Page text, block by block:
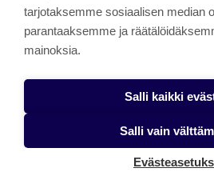
Aiheeseen liittyvää
strategisia asiakirjoja?
Liikunnallisen toimintakulttuurin
tarjotaksemme sosiaalisen median
parantaaksemme ja
mainoksia.
Salli kaikki
Salli vain